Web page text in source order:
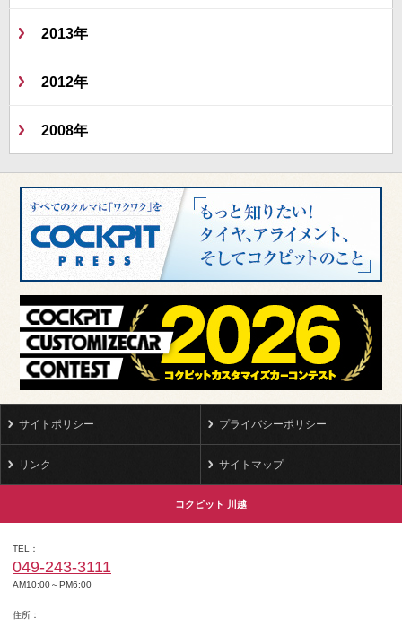
2013年
2012年
2008年
サイトポリシー プライバシーポリシー
リンク サイトマップ
コクピット 川越
TEL
049-243-3111
AM10:00～PM6:00
住所